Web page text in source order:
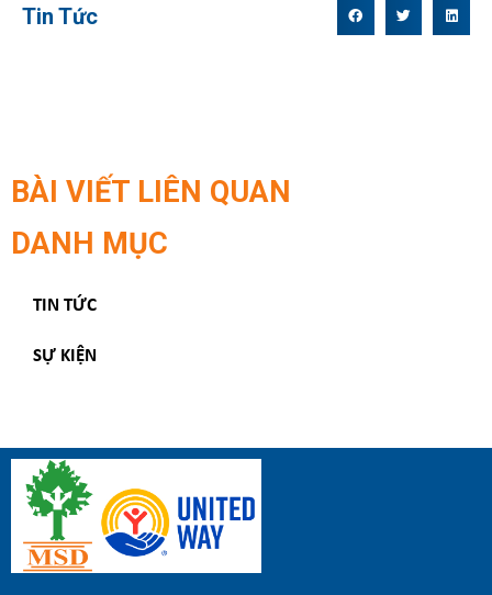
Tin Tức
BÀI VIẾT LIÊN QUAN
DANH MỤC
TIN TỨC
SỰ KIỆN